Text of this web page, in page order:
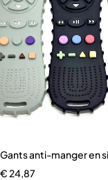
Gants anti-manger en
€24,87